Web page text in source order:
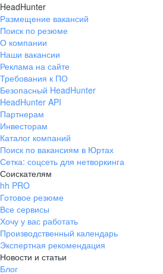
HeadHunter
Размещение вакансий
Поиск по резюме
О компании
Наши вакансии
Реклама на сайте
Требования к ПО
Безопасный HeadHunter
HeadHunter API
Партнерам
Инвесторам
Каталог компаний
Поиск по вакансиям в Юртах
Сетка: соцсеть для нетворкинга
Соискателям
hh PRO
Готовое резюме
Все сервисы
Хочу у вас работать
Производственный календарь
Экспертная рекомендация
Новости и статьи
Блог